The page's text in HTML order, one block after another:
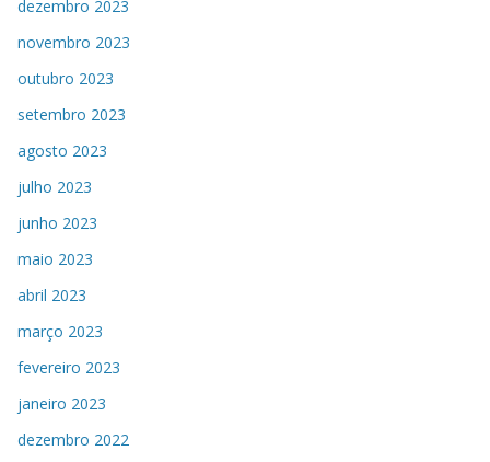
dezembro 2023
novembro 2023
outubro 2023
setembro 2023
agosto 2023
julho 2023
junho 2023
maio 2023
abril 2023
março 2023
fevereiro 2023
janeiro 2023
dezembro 2022